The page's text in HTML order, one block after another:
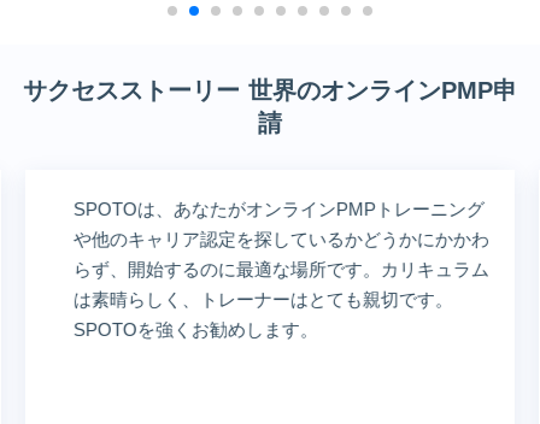
サクセスストーリー 世界のオンラインPMP申
請
SPOTOは、あなたがオンラインPMPトレーニング
や他のキャリア認定を探しているかどうかにかかわ
らず、開始するのに最適な場所です。カリキュラム
は素晴らしく、トレーナーはとても親切です。
SPOTOを強くお勧めします。